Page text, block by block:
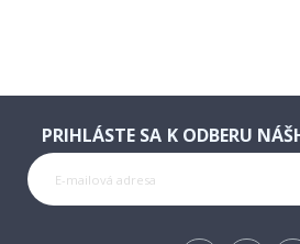
PRIHLÁSTE SA K ODBERU